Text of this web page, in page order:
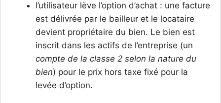
l’utilisateur lève l’option d’achat : une facture
est délivrée par le bailleur et le locataire
devient propriétaire du bien. Le bien est
inscrit dans les actifs de l’entreprise (un
compte de la classe 2 selon la nature du
bien) pour le prix hors taxe fixé pour la
levée d’option.